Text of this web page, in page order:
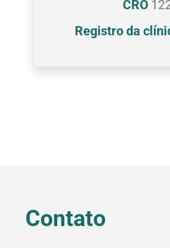
CRO
Registro da
Contato